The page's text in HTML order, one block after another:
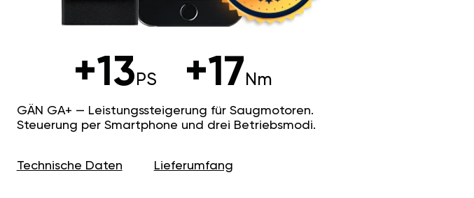
+13PS +17Nm
GÄN GA+ — Leistungssteigerung für Saugmotoren.
Steuerung per Smartphone und drei Betriebsmodi.
Technische Daten Lieferumfang